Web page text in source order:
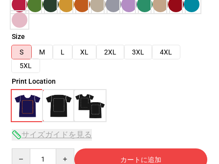
Size
S
M L XL 2XL 3XL
4XL
5XL
Print Location
サイズガイドを見る
カートに追加